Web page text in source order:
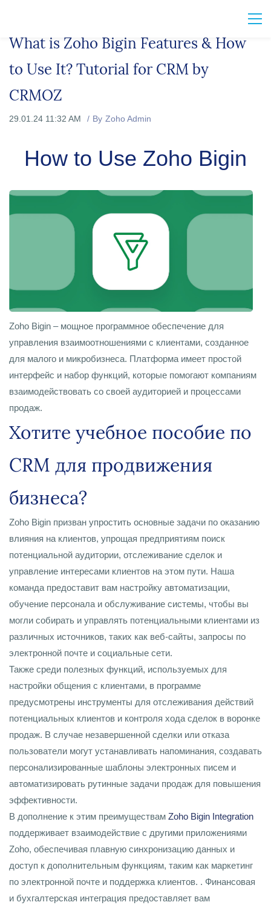
What is Zoho Bigin Features & How
to Use It? Tutorial for CRM by
CRMOZ
29.01.24 11:32 AM By Zoho Admin
How to Use Zoho Bigin
Zoho Bigin – мощное программное обеспечение для
управления взаимоотношениями с клиентами, созданное
для малого и микробизнеса. Платформа имеет простой
интерфейс и набор функций, которые помогают компаниям
взаимодействовать со своей аудиторией и процессами
продаж.
Хотите учебное пособие по
CRM для продвижения
бизнеса?
Zoho Bigin призван упростить основные задачи по оказанию
влияния на клиентов, упрощая предприятиям поиск
потенциальной аудитории, отслеживание сделок и
управление интересами клиентов на этом пути. Наша
команда предоставит вам настройку автоматизации,
обучение персонала и обслуживание системы, чтобы вы
могли собирать и управлять потенциальными клиентами из
различных источников, таких как веб-сайты, запросы по
электронной почте и социальные сети.
Также среди полезных функций, используемых для
настройки общения с клиентами, в программе
предусмотрены инструменты для отслеживания действий
потенциальных клиентов и контроля хода сделок в воронке
продаж. В случае незавершенной сделки или отказа
пользователи могут устанавливать напоминания, создавать
персонализированные шаблоны электронных писем и
автоматизировать рутинные задачи продаж для повышения
эффективности.
В дополнение к этим преимуществам Zoho Bigin Integration
поддерживает взаимодействие с другими приложениями
Zoho, обеспечивая плавную синхронизацию данных и
доступ к дополнительным функциям, таким как маркетинг
по электронной почте и поддержка клиентов. . Финансовая
и бухгалтерская интеграция предоставляет вам